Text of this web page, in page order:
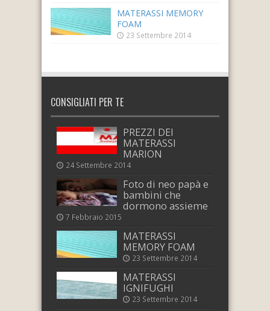
MATERASSI MEMORY
FOAM
23 Settembre 2014
CONSIGLIATI PER TE
PREZZI DEI
MATERASSI
MARION
24 Settembre 2014
Foto di neo papà e
bambini che
dormono assieme
7 Febbraio 2015
MATERASSI
MEMORY FOAM
23 Settembre 2014
MATERASSI
IGNIFUGHI
23 Settembre 2014